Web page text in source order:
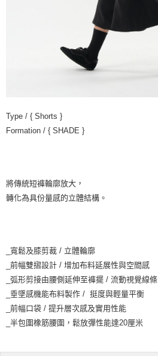
Type / { Shorts }
Formation / { SHADE }
將傳統短褲輪廓放大，
轉化為具份量感的立體結構。
_寬鬆及膝剪裁 / 立體輪廓
_前幅雙摺設計 / 增加布料延展性與空間感
_弧形剪接由腰側延伸至褲擺 / 流動視覺線條
_垂墜感機能布料製作 / 挺度與輕量平衡
_前幅口袋 / 提升層次感及實用性能
_半包圍橡筋腰圍，鬆放彈性能達20厘米